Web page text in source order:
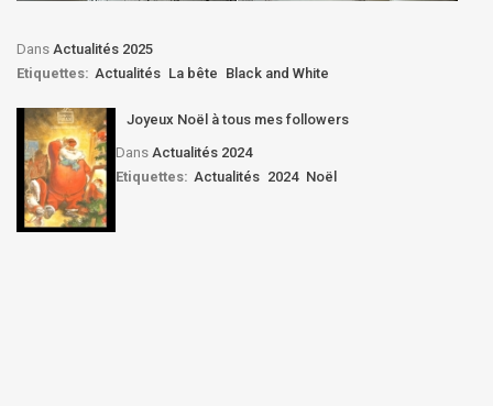
Dans Actualités 2025
Etiquettes: Actualités La bête Black and White
Joyeux Noël à tous mes followers
Dans Actualités 2024
Etiquettes: Actualités 2024 Noël